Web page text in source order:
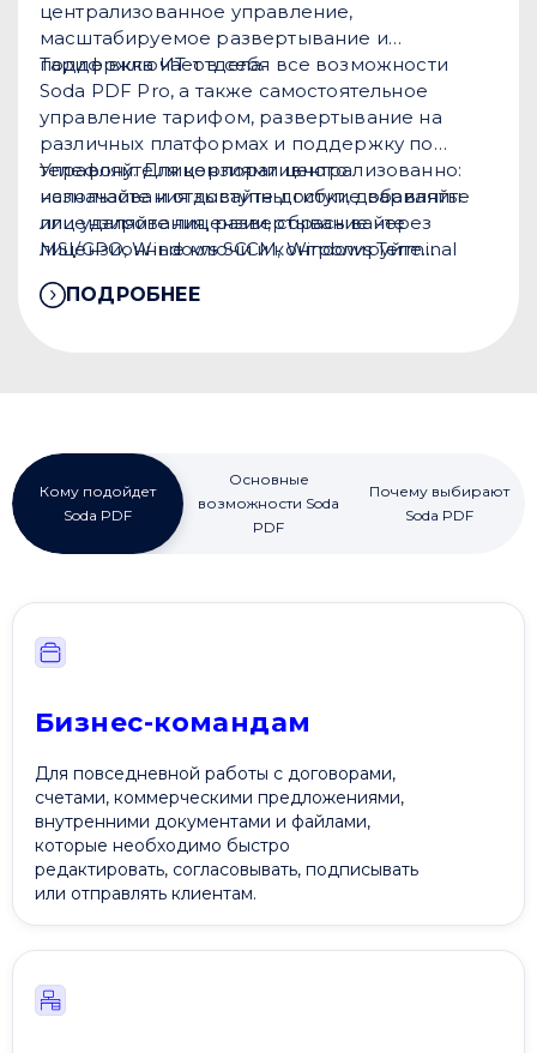
централизованное управление,
масштабируемое развертывание и
поддержка ИТ-отдела.
Тариф включает в себя все возможности
Soda PDF Pro, а также самостоятельное
управление тарифом, развертывание на
различных платформах и поддержку по
телефону. Для корпоративного
использования доступны гибкие варианты
лицензирования, развертывание через
MSI/GPO, Windows SCCM, Windows Terminal
Управляйте лицензиями централизованно:
назначайте и отзывайте доступ, добавляйте
или удаляйте лицензии, сбрасывайте
лицензионные ключи и контролируйте
ПОДРОБНЕЕ
Кому подойдет
Soda PDF
Основные
возможности Soda
PDF
Почему выбирают
Soda PDF
Бизнес-командам
Для повседневной работы с договорами,
счетами, коммерческими предложениями,
внутренними документами и файлами,
которые необходимо быстро
редактировать, согласовывать, подписывать
или отправлять клиентам.